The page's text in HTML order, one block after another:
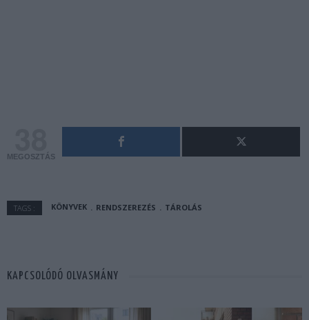
MEGOSZTÁS
TAGS : KÖNYVEK RENDSZEREZÉS TÁROLÁS
KAPCSOLÓDÓ OLVASMÁNY